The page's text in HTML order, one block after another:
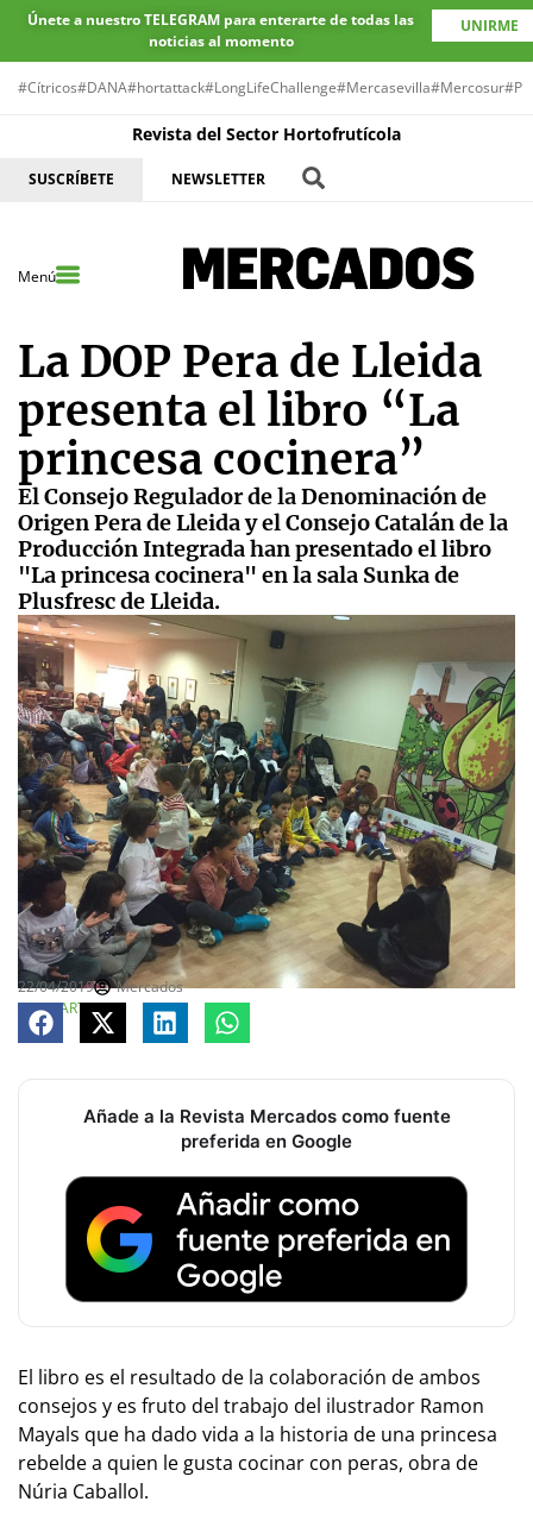
Únete a nuestro TELEGRAM para enterarte de todas las
noticias al momento
UNIRME
#Cítricos#DANA#hortattack#LongLifeChallenge#Mercasevilla#Mercosur
Revista del Sector Hortofrutícola
SUSCRÍBETE NEWSLETTER
Menú
La DOP Pera de Lleida
presenta el libro “La
princesa cocinera”
El Consejo Regulador de la Denominación de
Origen Pera de Lleida y el Consejo Catalán de la
Producción Integrada han presentado el libro
"La princesa cocinera" en la sala Sunka de
Plusfresc de Lleida.
22/04/2019
Mercados
COMPARTE
Añade a la Revista Mercados como fuente
preferida en Google
El libro es el resultado de la colaboración de ambos
consejos y es fruto del trabajo del ilustrador Ramon
Mayals que ha dado vida a la historia de una princesa
rebelde a quien le gusta cocinar con peras, obra de
Núria Caballol.